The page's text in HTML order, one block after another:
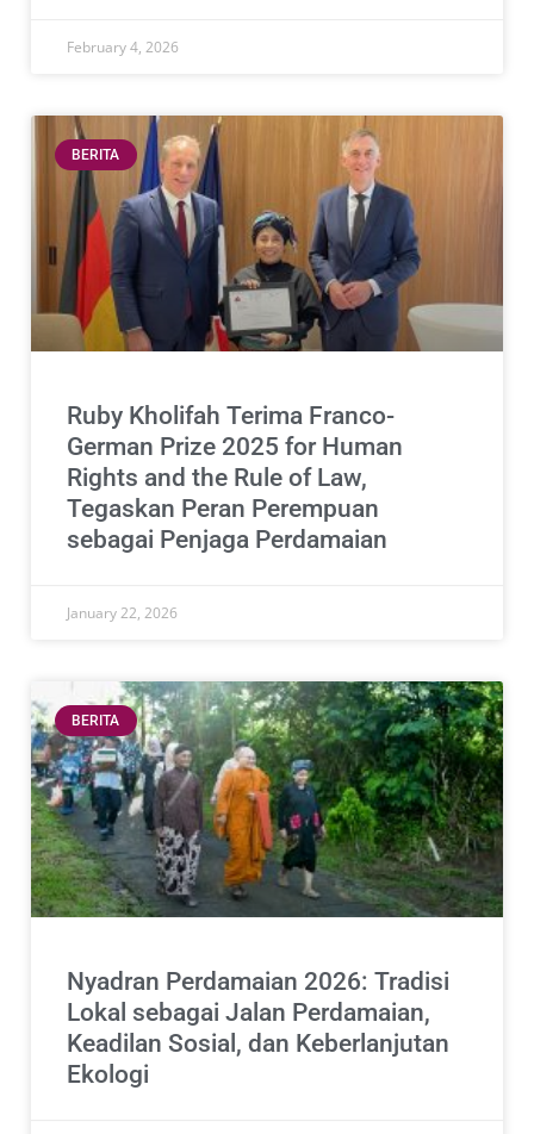
February 4, 2026
BERITA
Ruby Kholifah Terima Franco-
German Prize 2025 for Human
Rights and the Rule of Law,
Tegaskan Peran Perempuan
sebagai Penjaga Perdamaian
January 22, 2026
BERITA
Nyadran Perdamaian 2026: Tradisi
Lokal sebagai Jalan Perdamaian,
Keadilan Sosial, dan Keberlanjutan
Ekologi